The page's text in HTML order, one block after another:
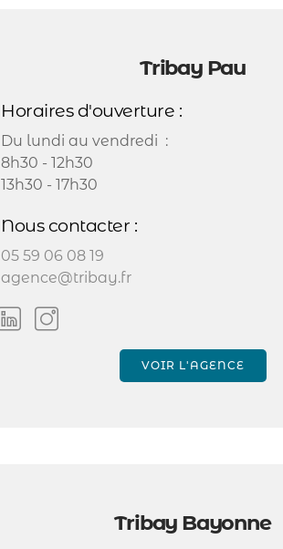
Tribay Pau
Horaires d'ouverture :
Du lundi au vendredi :
8h30 - 12h30
13h30 - 17h30
Nous contacter :
05 59 06 08 19
agence@tribay.fr
VOIR L'AGENCE
Tribay Bayonne